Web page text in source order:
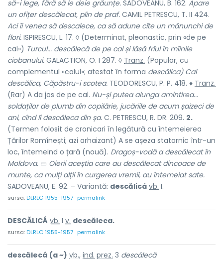
să-i lege, fără să le deie grăunțe. SADOVEANU, B. 162. Apare
un ofițer descălecat, plin de praf. CAMIL PETRESCU, T. II 424.
Aci îi venea să descalece, ca să adune cîte un mănunchi de
flori. ISPIRESCU, L. 17. ◊ (Determinat, pleonastic, prin «de pe
cal») Turcul... descălecă de pe cal și lăsă frîul în mîinile
ciobanului. GALACTION, O. I 287. ◊ Tranz. (Popular, cu
complementul «calul»; atestat în forma descălica) Cal
descălica, Căpăstru-i scotea. TEODORESCU, P. P. 418. ♦ Tranz.
(Rar) A da jos de pe cal. Nu-și putea alunga amintirea...
soldaților de plumb din copilărie, jucăriile de acum șaizeci de
ani, cînd îi descăleca din șa. C. PETRESCU, R. DR. 209. 2.
(Termen folosit de cronicari în legătură cu întemeierea
Țărilor Romînești; azi arhaizant) A se așeza statornic într-un
loc, întemeind o țară (nouă). Dragoș-vodă a descălecat în
Moldova. ▭ Oierii aceștia care au descălecat dincoace de
munte, ca mulți alții în curgerea vremii, au întemeiat sate.
SADOVEANU, E. 92. – Variantă: descălicá vb. I.
sursa:DLRLC 1955-1957 permalink
DESCĂLICÁ vb. I v. descăleca.
sursa:DLRLC 1955-1957 permalink
descălecá (a ~) vb., ind. prez. 3 descálecă